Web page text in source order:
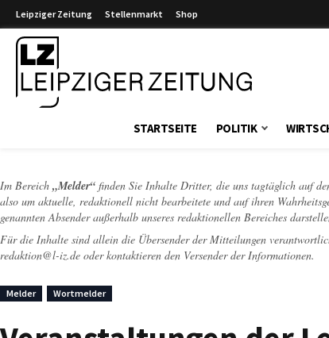
Leipziger Zeitung Stellenmarkt Shop
STARTSEITE POLITIK
Im Bereich „Melder“ finden Sie Inhalte Dritter, die uns tagtäglich auf
also um aktuelle, redaktionell nicht bearbeitete und auf ihren
genannten Absender außerhalb unseres redaktionellen Bereiches
Für die Inhalte sind allein die Übersender der Mitteilungen
redaktion@l-iz.de oder kontaktieren den Versender der Informationen.
Melder Wortmelder